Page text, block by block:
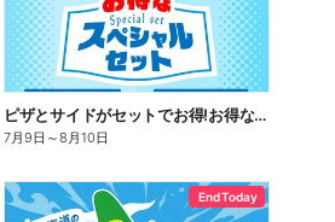
ピザとサイドがセットでお得!お得なスペシャルセット!
7月9日 ～8月10日
End Today